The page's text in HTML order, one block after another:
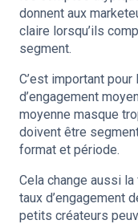
donnent aux
claire lorsqu’ils
segment.
C’est important
d’engagement
moyenne masque
doivent être
format et période.
Cela change aussi
taux d’engagement
petits créateurs